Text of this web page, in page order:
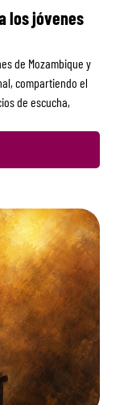
los jóvenes
de Mozambique y
compartiendo el
de escucha,